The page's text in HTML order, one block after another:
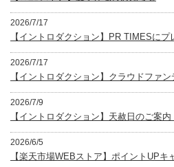
2026/7/17
【イントロダクション】PR TIMESに
2026/7/17
【イントロダクション】クラウドファン
2026/7/9
【イントロダクション】天赦日のご案内
2026/6/5
【楽天市場WEBストア】ポイントUPキ